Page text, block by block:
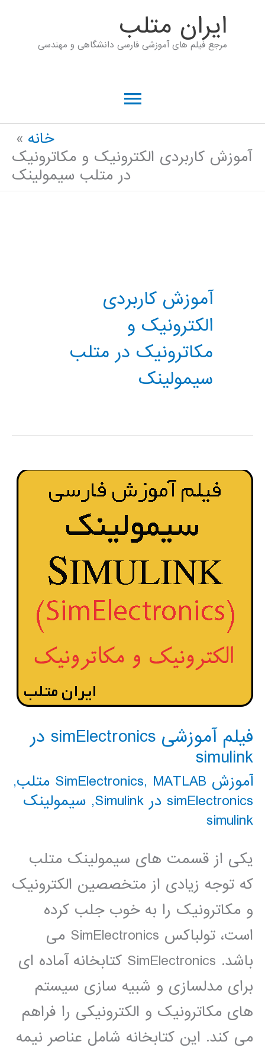
ايران متلب
مرجع فیلم های آموزشی فارسی دانشگاهی و مهندسی
فهرست
خانه
آموزش کاربردی الکترونیک و مکاترونیک
در متلب سیمولینک
آموزش کاربردی
الکترونیک و
مکاترونیک در متلب
سیمولینک
فیلم آموزشی simElectronics در
simulink
آموزش SimElectronics , MATLAB متلب
,
simElectronics در Simulink
, سیمولینک
simulink
یکی از قسمت های سیمولینک متلب
که توجه زیادی از متخصصین الکترونیک
و مکاترونیک را به خوب جلب کرده
است، تولباکس SimElectronics می
باشد. SimElectronics کتابخانه آماده ای
برای مدلسازی و شبیه سازی سیستم
های مکاترونیک و الکترونیکی را فراهم
می کند. این کتابخانه شامل عناصر نیمه